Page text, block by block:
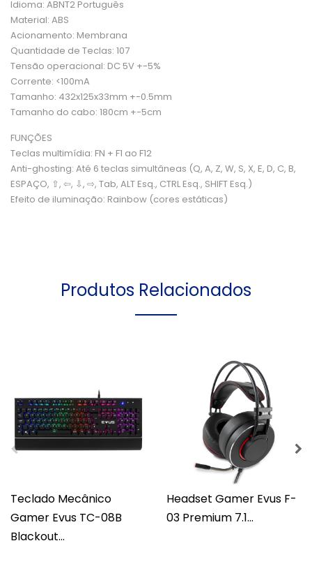
Idioma: ABNT2 Português
Material: ABS
Acionamento: Membrana
Quantidade de Teclas: 107
Tensão operacional: DC 5V +-5%
Corrente: <100mA
Tamanho: 432x125x33mm +-0.5mm
Tamanho do cabo: 180cm +-5cm
FUNÇÕES
Teclas multimídia: FN + F1 ao F12
Anti-ghosting: Até 6 teclas simultâneas (Q, A, Z, W, S, X, E, D, C, B,
ESPAÇO, ⇧, ⇦, ⇩, ⇨, Tab, ALT Esq., CTRL Esq., SHIFT Esq.)
Efeito de iluminação: Rainbow (cores estáticas)
Produtos Relacionados
Teclado Mecânico
Gamer Evus TC-08B
Blackout...
Headset Gamer Evus F-
03 Premium 7.1...